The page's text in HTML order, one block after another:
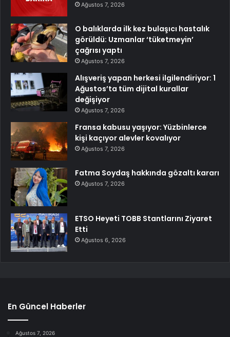
Ağustos 7, 2026
O balıklarda ilk kez bulaşıcı hastalık
görüldü: Uzmanlar ‘tüketmeyin’
çağrısı yaptı
Ağustos 7, 2026
Alışveriş yapan herkesi ilgilendiriyor: 1
Ağustos’ta tüm dijital kurallar
değişiyor
Ağustos 7, 2026
Fransa kabusu yaşıyor: Yüzbinlerce
kişi kaçıyor alevler kovalıyor
Ağustos 7, 2026
Fatma Soydaş hakkında gözaltı kararı
Ağustos 7, 2026
ETSO Heyeti TOBB Stantlarını Ziyaret
Etti
Ağustos 6, 2026
En Güncel Haberler
Ağustos 7, 2026